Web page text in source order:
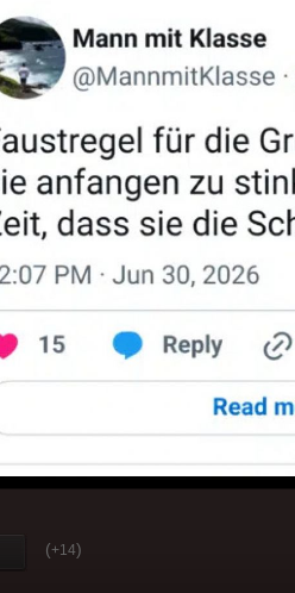
(+14)